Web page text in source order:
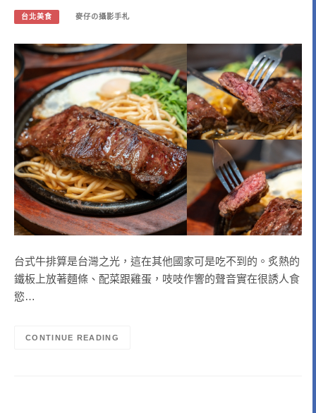
台北美食 麥仔の攝影手札
台式牛排算是台灣之光，這在其他國家可是吃不到的。炙熱的
鐵板上放著麵條、配菜跟雞蛋，吱吱作響的聲音實在很誘人食
慾…
CONTINUE READING